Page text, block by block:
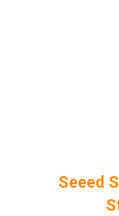
Seeed